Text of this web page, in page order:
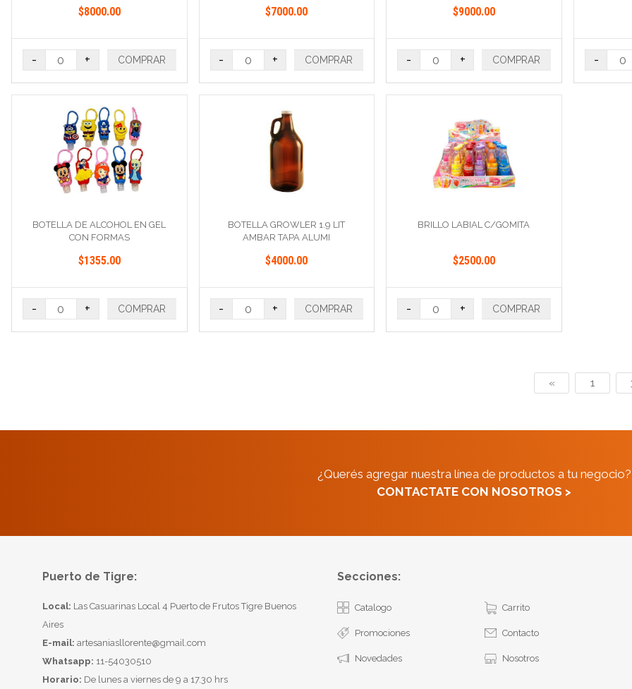
$8000.00
- + COMPRAR
$7000.00
- + COMPRAR
$9000.00
- + COMPRAR -
BOTELLA DE ALCOHOL EN GEL
CON FORMAS
$1355.00
- + COMPRAR
BOTELLA GROWLER 1.9 LIT
AMBAR TAPA ALUMI
$4000.00
- + COMPRAR
BRILLO LABIAL C/GOMITA
$2500.00
- + COMPRAR
« 1
¿Querés agregar nuestra línea de productos a tu negocio?
CONTACTATE CON NOSOTROS >
Puerto de Tigre:
Local: Las Casuarinas Local 4 Puerto de Frutos Tigre Buenos
Aires
E-mail: artesaniasllorente@gmail.com
Whatsapp: 11-54030510
Horario: De lunes a viernes de 9 a 17.30 hrs
Secciones:
Catalogo
Promociones
Novedades
Carrito
Contacto
Nosotros